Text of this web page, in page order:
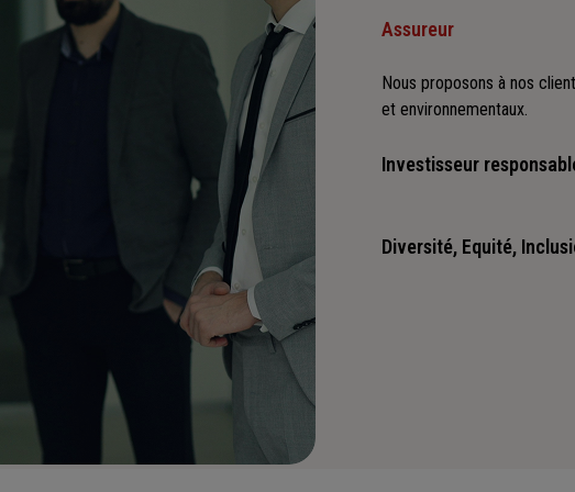
Assureur
Nous proposons à nos
et environnementaux.
Investisseur
positives : cette vision est
Diversité, Equité,